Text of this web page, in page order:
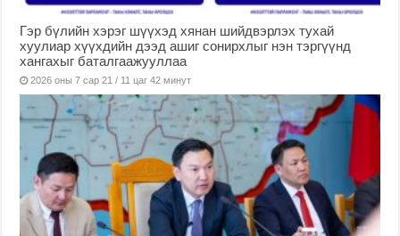
Гэр бүлийн хэрэг шүүхэд хянан шийдвэрлэх тухай
хуулиар хүүхдийн дээд ашиг сонирхлыг нэн тэргүүнд
хангахыг баталгаажууллаа
2026 оны 7 сар 21 / 11 цаг 42 минут